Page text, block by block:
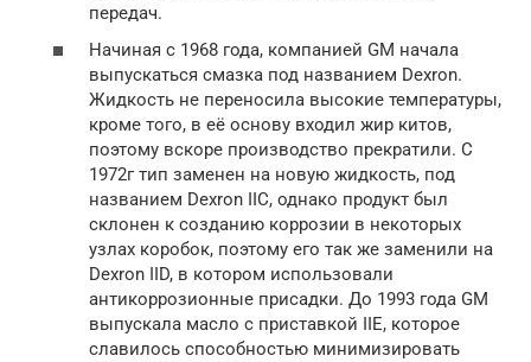
передач.
Начиная с 1968 года, компанией GM начала
выпускаться смазка под названием Dexron.
Жидкость не переносила высокие температуры,
кроме того, в её основу входил жир китов,
поэтому вскоре производство прекратили. С
1972г тип заменен на новую жидкость, под
названием Dexron IIC, однако продукт был
склонен к созданию коррозии в некоторых
узлах коробок, поэтому его так же заменили на
Dexron IID, в котором использовали
антикоррозионные присадки. До 1993 года GM
выпускала масло с приставкой IIE, которое
славилось способностью минимизировать